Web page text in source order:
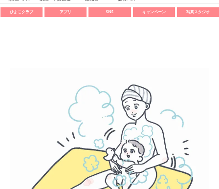
ひよこクラブ アプリ SNS キャンペーン 写真スタジオ